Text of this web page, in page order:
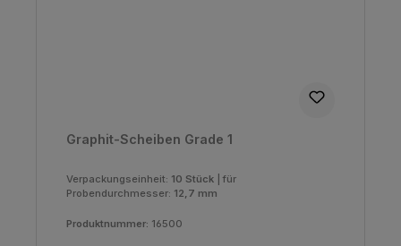
Graphit-Scheiben Grade 1
Verpackungseinheit: 10 Stück
Probendurchmesser: 12,7 mm
Produktnummer: 16500